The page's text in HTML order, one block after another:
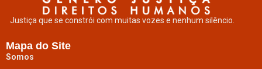
Justiça que se constrói com muitas vozes e nenhum silêncio.
Mapa do Site
Somos